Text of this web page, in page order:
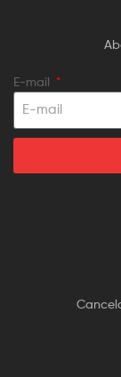
E-mail